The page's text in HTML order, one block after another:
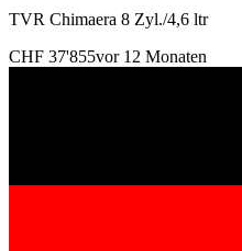
TVR Chimaera 8 Zyl./4,6 ltr
CHF 37'855vor 12 Monaten